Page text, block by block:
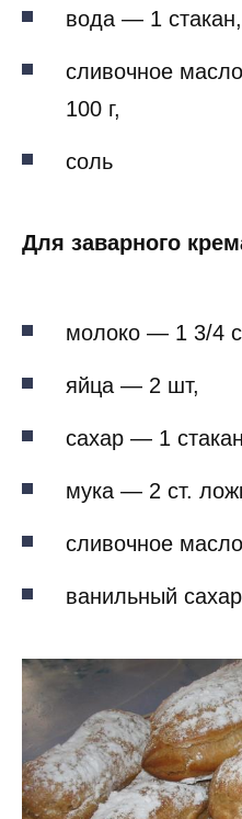
вода — 1 стакан,
сливочное
100 г,
соль
Для заварного
молоко — 1 3/4
яйца — 2 шт,
сахар — 1
мука — 2 ст.
сливочное
ванильный